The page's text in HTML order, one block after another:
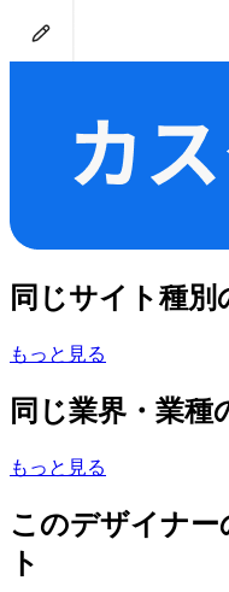
同じサイト種別
もっと見る
同じ業界・業種
もっと見る
このデザイナ
ト